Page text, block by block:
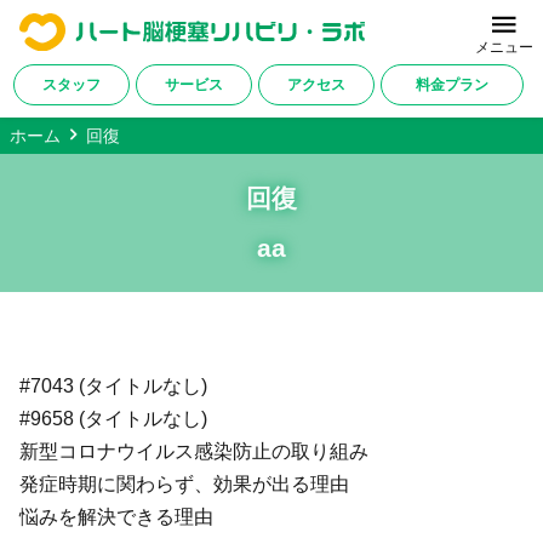
ホーム
対応疾患一覧
アクセス
会社概要
メニュー
スタッフ サービス アクセス 料金プラン
ホーム 回復
回復
aa
#7043 (タイトルなし)
#9658 (タイトルなし)
新型コロナウイルス感染防止の取り組み
発症時期に関わらず、効果が出る理由
悩みを解決できる理由